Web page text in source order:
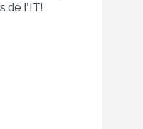
de l'IT!